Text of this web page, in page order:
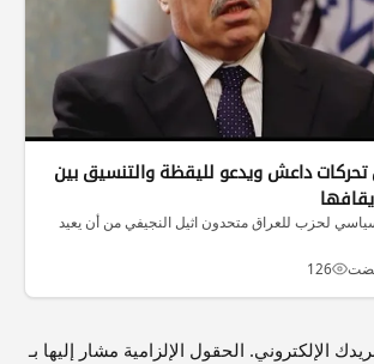
تحركات داعش ويدعو لليقظة والتنسيق بين
لحزب للعراق متحدون اثيل النجيفي من أن يعيد
126
الإلكتروني. الحقول الإلزامية مشار إليها بـ